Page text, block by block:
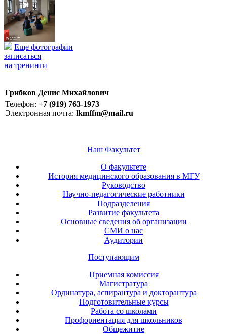
Еще фотографии
записаться
на тренинги
Грибков Денис Михайлович
Телефон: +7 (919) 763-1973
Электронная почта: lkmffm@mail.ru
Наш Факультет
О факультете
История медицинского образования в МГУ
Руководство
Научно-педагогические работники
Подразделения
Развитие факультета
Основные сведения об организации
СМИ о нас
Аудитории
Поступающим
Приемная комиссия
Магистратура
Ординатура, аспирантура и докторантура
Подготовительные курсы
Работа со школами
Профориентация для школьников
Общежитие